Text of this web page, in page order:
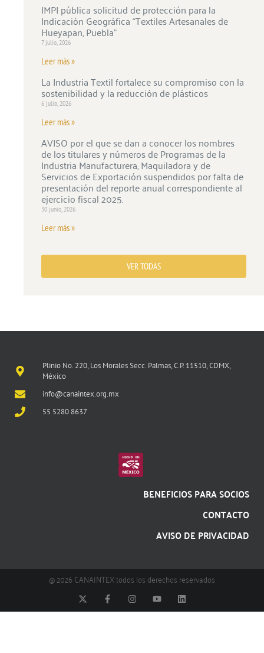
IMPI pública solicitud de protección para la
Indicación Geográfica “Textiles Artesanales de
Hueyapan, Puebla”
7 julio, 2026
Leer más »
La Industria Textil fortalece su compromiso con la
sostenibilidad y la reducción de plásticos
6 julio, 2026
Leer más »
AVISO por el que se dan a conocer los nombres
de los titulares y números de Programas de la
Industria Manufacturera, Maquiladora y de
Servicios de Exportación suspendidos por falta de
presentación del reporte anual correspondiente al
ejercicio fiscal 2025.
30 junio, 2026
Leer más »
VER TODAS
Plinio No. 220, Los Morales Secc. Palmas, C.P. 11510, CDMX,
México
info@canaintex.org.mx
55 5280 8637
BENEFICIOS PARA SOCIOS
CONTACTO
AVISO DE PRIVACIDAD
@ 2026 CANAINTEX todos los derechos reservados